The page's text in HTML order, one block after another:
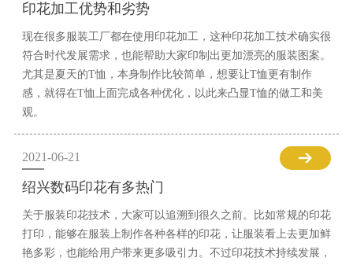
印花加工优势和劣势
现在很多服装工厂都在使用印花加工，这种印花加工技术确实很
符合时代发展需求，也能帮助大家印制出更加漂亮的服装图案。
尤其是夏天的T恤，本身制作比较简单，想要让T恤更有制作
感，就得在T恤上面完成各种优化，以此来凸显T恤的做工和美
观。
2021-06-21
绍兴数码印花有多热门
关于服装印花技术，大家可以追溯到很久之前。比如常规的印花
打印，能够在服装上制作各种各样的印花，让服装看上去更加鲜
艳多彩，也能给用户带来更多吸引力。不过印花技术持续发展，